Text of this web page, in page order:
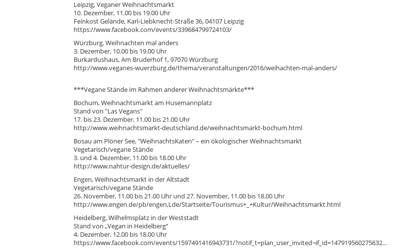
Leipzig, Veganer Weihnachtsmarkt
10. Dezember, 11.00 bis 19.00 Uhr
Feinkost Gelände, Karl-Liebknecht-Straße 36, 04107 Leipzig
https://www.facebook.com/events/339684799724103/
Würzburg, Weihnachten mal anders
3. Dezember, 10.00 bis 19.00 Uhr
Burkardushaus, Am Bruderhof 1, 97070 Würzburg
http://www.veganes-wuerzburg.de/thema/veranstaltungen/2016/weihachten-mal-anders/
***Vegane Stände im Rahmen anderer Weihnachtsmärkte***
Bochum, Weihnachtsmarkt am Husemannplatz
Stand von "Las Vegans"
17. bis 23. Dezember, 11.00 bis 21.00 Uhr
http://www.weihnachtsmarkt-deutschland.de/weihnachtsmarkt-bochum.html
Bosau am Plöner See, "WeihnachtsKaten" – ein ökologischer Weihnachtsmarkt
Vegetarisch/vegane Stände
3. und 4. Dezember, 11.00 bis 18.00 Uhr
http://www.nahtur-design.de/aktuelles/
Engen, Weihnachtsmarkt in der Altstadt
Vegetarisch/vegane Stände
26. November, 11.00 bis 21.00 Uhr und 27. November, 11.00 bis 18.00 Uhr
http://www.engen.de/pb/engen,Lde/Startseite/Tourismus+_+Kultur/Weihnachtsmarkt.html
Heidelberg, Wilhelmsplatz in der Weststadt
Stand von „Vegan in Heidelberg“
4. Dezember, 12.00 bis 18.00 Uhr
https://www.facebook.com/events/1597491416943731/?notif_t=plan_user_invited¬if_id=147919560275632...